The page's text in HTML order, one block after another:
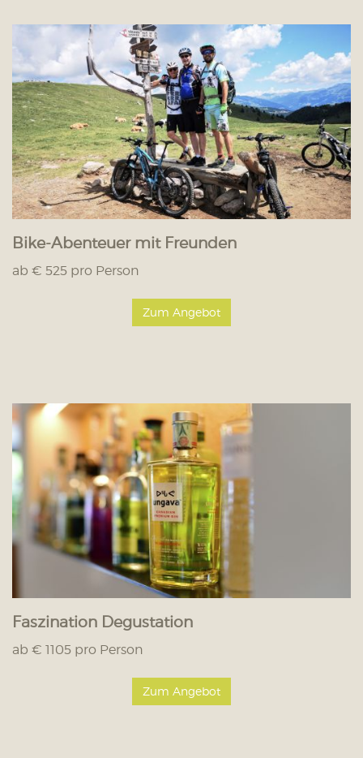
Bike-Abenteuer mit Freunden
ab € 525 pro Person
Zum Angebot
Faszination Degustation
ab € 1105 pro Person
Zum Angebot